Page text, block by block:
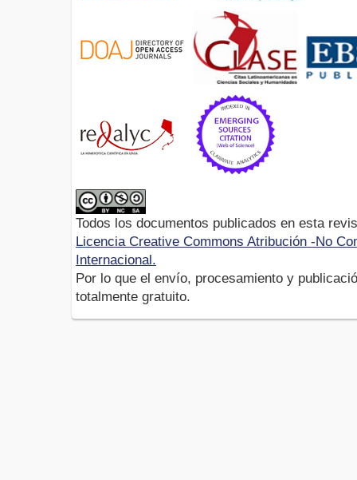
Todos los documentos publicados en esta
Licencia Creative Commons Atribución -No
Internacional.
Por lo que el envío, procesamiento y
totalmente gratuito.